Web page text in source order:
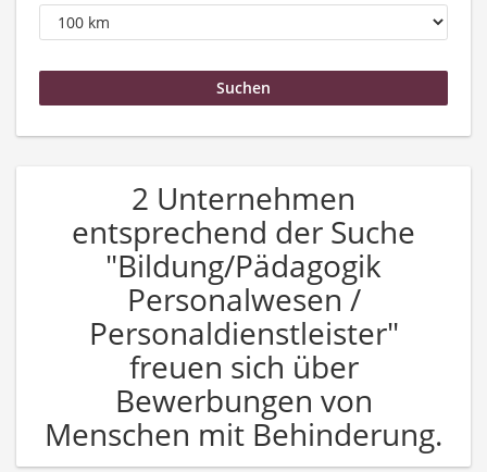
2 Unternehmen
entsprechend der Suche
"Bildung/Pädagogik
Personalwesen /
Personaldienstleister"
freuen sich über
Bewerbungen von
Menschen mit Behinderung.